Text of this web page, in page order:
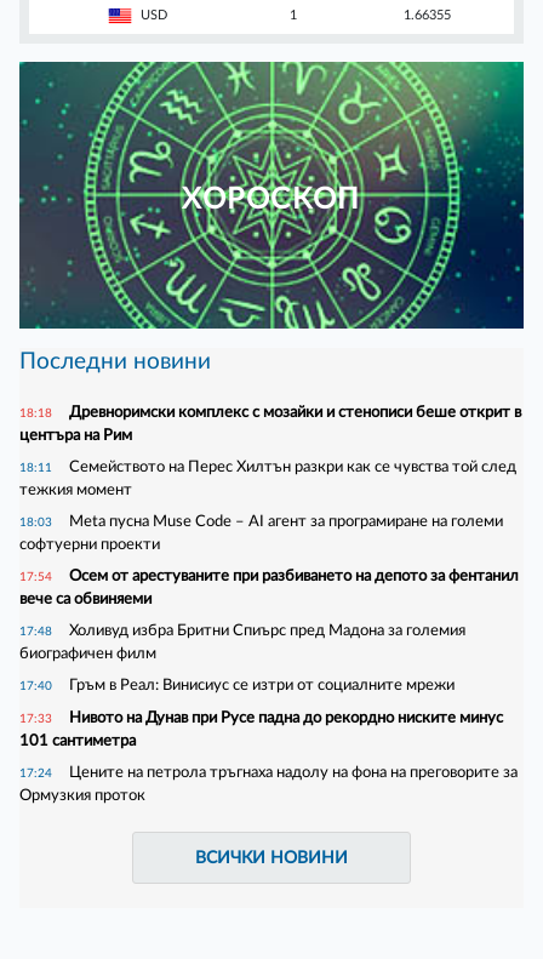
USD 1 1.66355
ХОРОСКОП
Последни новини
18:18
Древноримски комплекс с мозайки и стенописи беше открит в
центъра на Рим
18:11
Семейството на Перес Хилтън разкри как се чувства той след
тежкия момент
18:03
Meta пусна Muse Code – AI агент за програмиране на големи
софтуерни проекти
17:54
Осем от арестуваните при разбиването на депото за фентанил
вече са обвиняеми
17:48
Холивуд избра Бритни Спиърс пред Мадона за големия
биографичен филм
17:40 Гръм в Реал: Винисиус се изтри от социалните мрежи
17:33
Нивото на Дунав при Русе падна до рекордно ниските минус
101 сантиметра
17:24
Цените на петрола тръгнаха надолу на фона на преговорите за
Ормузкия проток
ВСИЧКИ НОВИНИ